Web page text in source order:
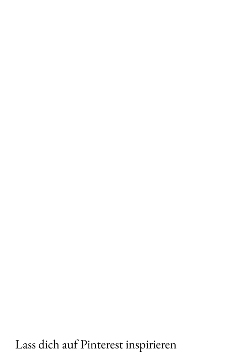
Lass dich auf Pinterest inspirieren